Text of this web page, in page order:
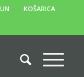
KOŠARICA